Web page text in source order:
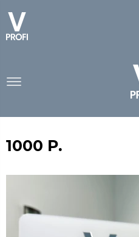
1000 Р.